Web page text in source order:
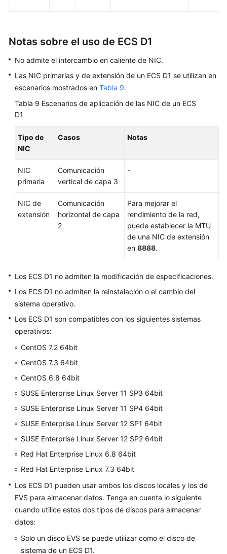
Notas sobre el uso de ECS D1
No admite el intercambio en caliente de NIC.
Las NIC primarias y de extensión de un ECS D1 se utilizan en
escenarios mostrados en Tabla 9.
Tabla 9 Escenarios de aplicación de las NIC de un ECS
D1
Tipo de
NIC
Casos Notas
NIC
primaria
Comunicación
vertical de capa 3
-
NIC de
extensión
Comunicación
horizontal de capa
2
Para mejorar el
rendimiento de la red,
puede establecer la MTU
de una NIC de extensión
en 8888.
Los ECS D1 no admiten la modificación de especificaciones.
Los ECS D1 no admiten la reinstalación o el cambio del
sistema operativo.
Los ECS D1 son compatibles con los siguientes sistemas
operativos:
CentOS 7.2 64bit
CentOS 7.3 64bit
CentOS 6.8 64bit
SUSE Enterprise Linux Server 11 SP3 64bit
SUSE Enterprise Linux Server 11 SP4 64bit
SUSE Enterprise Linux Server 12 SP1 64bit
SUSE Enterprise Linux Server 12 SP2 64bit
Red Hat Enterprise Linux 6.8 64bit
Red Hat Enterprise Linux 7.3 64bit
Los ECS D1 pueden usar ambos los discos locales y los de
EVS para almacenar datos. Tenga en cuenta lo siguiente
cuando utilice estos dos tipos de discos para almacenar
datos:
Solo un disco EVS se puede utilizar como el disco de
sistema de un ECS D1.